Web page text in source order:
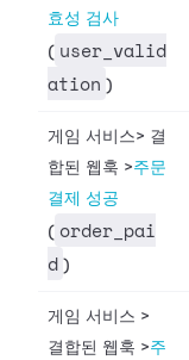
효성 검사
( user_valid
ation )
게임 서비스> 결
합된 웹훅 >주문
결제 성공
( order_pai
d )
게임 서비스 >
결합된 웹훅 >주